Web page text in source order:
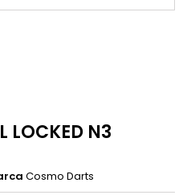
LOCKED N3
Cosmo Darts